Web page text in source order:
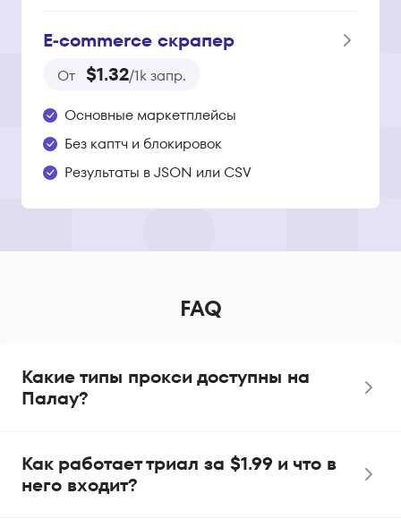
E‑commerce скрапер
От $1.32/1k запр.
Основные маркетплейсы
Без каптч и блокировок
Результаты в JSON или CSV
FAQ
Какие типы прокси доступны на
Палау?
Как работает триал за $1.99 и что в
него входит?